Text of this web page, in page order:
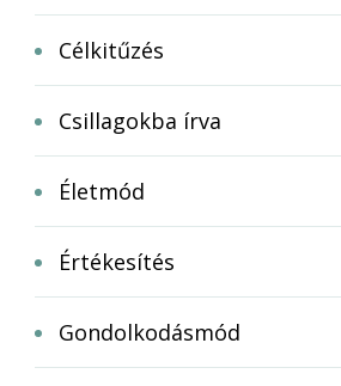
Célkitűzés
Csillagokba írva
Életmód
Értékesítés
Gondolkodásmód